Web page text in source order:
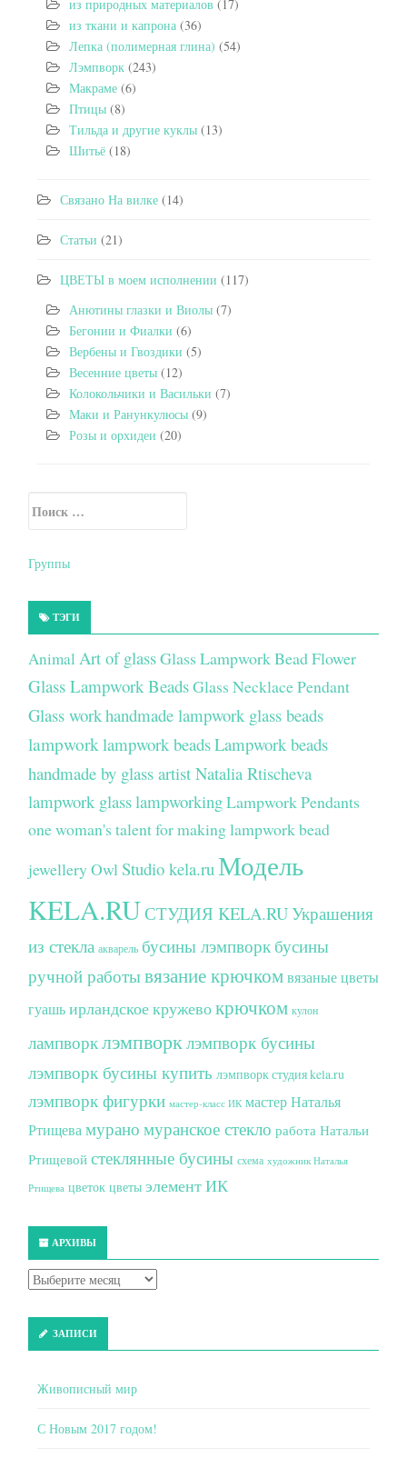
из природных материалов (17)
из ткани и капрона (36)
Лепка (полимерная глина) (54)
Лэмпворк (243)
Макраме (6)
Птицы (8)
Тильда и другие куклы (13)
Шитьё (18)
Связано На вилке (14)
Статьи (21)
ЦВЕТЫ в моем исполнении (117)
Анютины глазки и Виолы (7)
Бегонии и Фиалки (6)
Вербены и Гвоздики (5)
Весенние цветы (12)
Колокольчики и Васильки (7)
Маки и Ранункулюсы (9)
Розы и орхидеи (20)
Secondary Sidebar
Группы
ТЭГИ
Animal Art of glassGlass Lampwork Bead Flower
Glass Lampwork BeadsGlass Necklace Pendant
Glass workhandmade lampwork glass beads
lampworklampwork beadsLampwork beads
handmade by glass artist Natalia Rtischeva
lampwork glasslampworkingLampwork Pendants
one woman's talent for making lampwork bead
jewelleryOwlStudio kela.ru Модель
KELA.RUСТУДИЯ KELA.RUУкрашения
из стекла акварель бусины лэмпворк бусины
ручной работывязание крючкомвязаные цветы
гуашьирландское кружевокрючком кулон
лампворклэмпворклэмпворк бусины
лэмпворк бусины купить лэмпворк студия kela.ru
лэмпворк фигурки мастер-класс ИК мастер Наталья
Ртищевамурано муранское стекло работа Натальи
Ртищевой стеклянные бусины схема художник Наталья
Ртищева цветок цветы элемент ИК
АРХИВЫ
ЗАПИСИ
Живописный мир
С Новым 2017 годом!